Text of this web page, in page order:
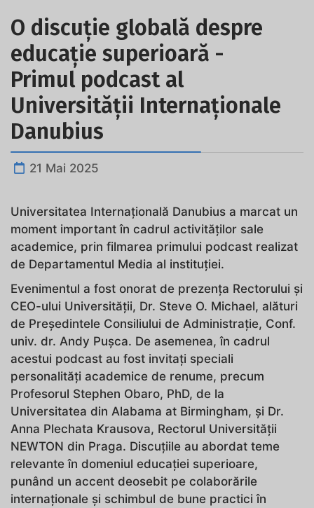
O discuție globală despre
educație superioară -
Primul podcast al
Universității Internaționale
Danubius
21 Mai 2025
Universitatea Internațională Danubius a marcat un
moment important în cadrul activităților sale
academice, prin filmarea primului podcast realizat
de Departamentul Media al instituției.
Evenimentul a fost onorat de prezența Rectorului și
CEO-ului Universității, Dr. Steve O. Michael, alături
de Președintele Consiliului de Administrație, Conf.
univ. dr. Andy Pușca. De asemenea, în cadrul
acestui podcast au fost invitați speciali
personalități academice de renume, precum
Profesorul Stephen Obaro, PhD, de la
Universitatea din Alabama at Birmingham, și Dr.
Anna Plechata Krausova, Rectorul Universității
NEWTON din Praga. Discuțiile au abordat teme
relevante în domeniul educației superioare,
punând un accent deosebit pe colaborările
internaționale și schimbul de bune practici în